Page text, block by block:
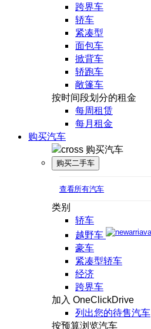
跨界车
轿车
紧凑型
面包车
掀背车
轿跑车
敞篷车
按时间段划分的租金
每周租赁
每月租金
购买汽车
购买汽车
购买二手车
查看所有汽车
类别
轿车
越野车
豪车
紧凑型轿车
经济
跨界车
加入 OneClickDrive
列出您的待售汽车
按预算浏览汽车